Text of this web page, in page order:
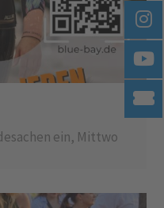
ein, Mittwo